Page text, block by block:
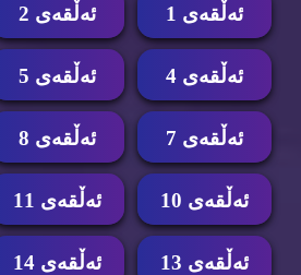
ئه‌ڵقه‌ی 1 ئه‌ڵقه‌ی 2
ئه‌ڵقه‌ی 4 ئه‌ڵقه‌ی 5
ئه‌ڵقه‌ی 7 ئه‌ڵقه‌ی 8
ئه‌ڵقه‌ی 10 ئه‌ڵقه‌ی 11
ئه‌ڵقه‌ی 13 ئه‌ڵقه‌ی 14